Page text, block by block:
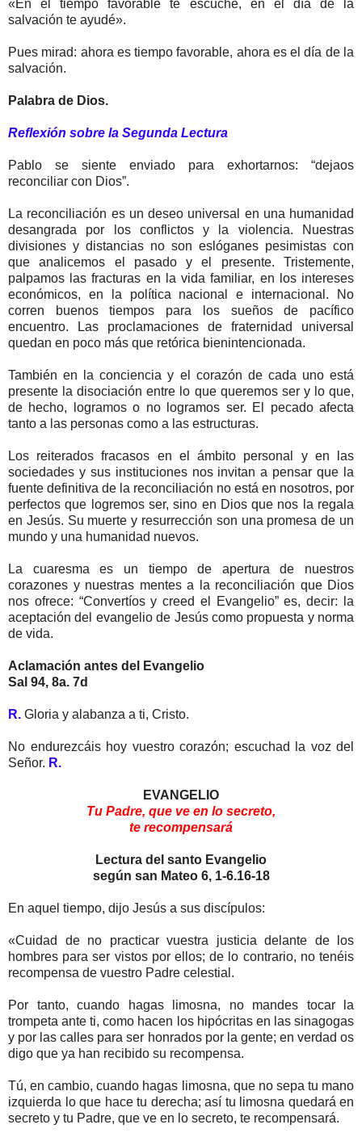
«En el tiempo favorable te escuché, en el día de la
salvación te ayudé».
Pues mirad: ahora es tiempo favorable, ahora es el día de la
salvación.
Palabra de Dios.
Reflexión sobre la Segunda Lectura
Pablo se siente enviado para exhortarnos: “dejaos
reconciliar con Dios”.
La reconciliación es un deseo universal en una humanidad
desangrada por los conflictos y la violencia. Nuestras
divisiones y distancias no son eslóganes pesimistas con
que analicemos el pasado y el presente. Tristemente,
palpamos las fracturas en la vida familiar, en los intereses
económicos, en la política nacional e internacional. No
corren buenos tiempos para los sueños de pacífico
encuentro. Las proclamaciones de fraternidad universal
quedan en poco más que retórica bienintencionada.
También en la conciencia y el corazón de cada uno está
presente la disociación entre lo que queremos ser y lo que,
de hecho, logramos o no logramos ser. El pecado afecta
tanto a las personas como a las estructuras.
Los reiterados fracasos en el ámbito personal y en las
sociedades y sus instituciones nos invitan a pensar que la
fuente definitiva de la reconciliación no está en nosotros, por
perfectos que logremos ser, sino en Dios que nos la regala
en Jesús. Su muerte y resurrección son una promesa de un
mundo y una humanidad nuevos.
La cuaresma es un tiempo de apertura de nuestros
corazones y nuestras mentes a la reconciliación que Dios
nos ofrece: “Convertíos y creed el Evangelio” es, decir: la
aceptación del evangelio de Jesús como propuesta y norma
de vida.
Aclamación antes del Evangelio
Sal 94, 8a. 7d
R. Gloria y alabanza a ti, Cristo.
No endurezcáis hoy vuestro corazón; escuchad la voz del
Señor. R.
EVANGELIO
Tu Padre, que ve en lo secreto,
te recompensará
Lectura del santo Evangelio
según san Mateo 6, 1-6.16-18
En aquel tiempo, dijo Jesús a sus discípulos:
«Cuidad de no practicar vuestra justicia delante de los
hombres para ser vistos por ellos; de lo contrario, no tenéis
recompensa de vuestro Padre celestial.
Por tanto, cuando hagas limosna, no mandes tocar la
trompeta ante ti, como hacen los hipócritas en las sinagogas
y por las calles para ser honrados por la gente; en verdad os
digo que ya han recibido su recompensa.
Tú, en cambio, cuando hagas limosna, que no sepa tu mano
izquierda lo que hace tu derecha; así tu limosna quedará en
secreto y tu Padre, que ve en lo secreto, te recompensará.